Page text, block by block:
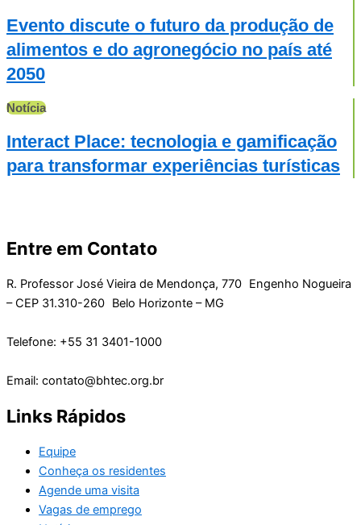
Evento discute o futuro da produção de
alimentos e do agronegócio no país até
2050
Notícia
Interact Place: tecnologia e gamificação
para transformar experiências turísticas
Entre em Contato
R. Professor José Vieira de Mendonça, 770 Engenho Nogueira
– CEP 31.310-260 Belo Horizonte – MG
Telefone: +55 31 3401-1000
Email: contato@bhtec.org.br
Links Rápidos
Equipe
Conheça os residentes
Agende uma visita
Vagas de emprego